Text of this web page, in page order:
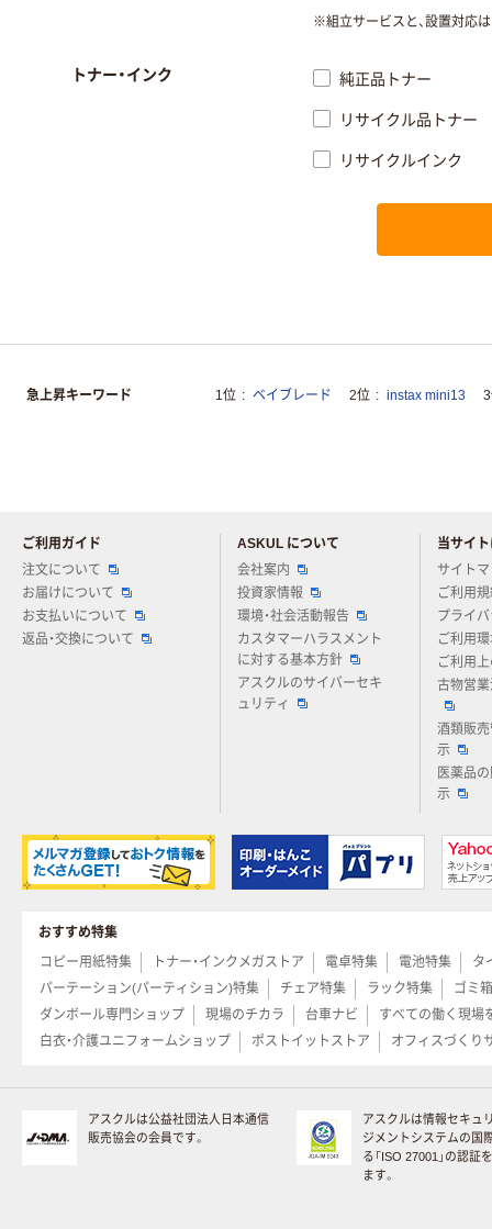
※組立サービスと、設置対応
トナー・インク 純正品トナー
リサイクル品トナー
リサイクルインク
急上昇キーワード 1位 ベイブレード 2位 instax mini13
ご利用ガイド
注文について
お届けについて
お支払いについて
返品・交換について
ASKUL について
会社案内
投資家情報
環境・社会活動報告
カスタマーハラスメント
に対する基本方針
アスクルのサイバーセキ
ュリティ
当サイ
サイト
ご利用
プライ
ご利用
ご利用
古物営
酒類販
示
医薬品
示
おすすめ特集
コピー用紙特集
トナー・インクメガストア 電卓特集 電池特集
タ
パーテーション(パーティション)特集
チェア特集 ラック特集
ゴミ
ダンボール専門ショップ
現場のチカラ 台車ナビ
すべての働く現場
白衣・介護ユニフォームショップ
ポストイットストア オフィスづくり
アスクルは公益社団法人日本通信
販売協会の会員です。
アスクルは情報セキュ
ジメントシステムの国
る「ISO 27001」の認証
ます。